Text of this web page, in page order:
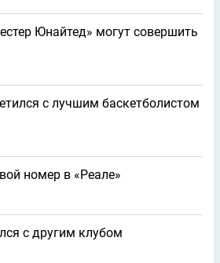
Юнайтед» могут совершить
с лучшим баскетболистом
номер в «Реале»
с другим клубом